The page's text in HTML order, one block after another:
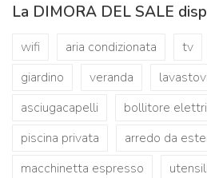
La DIMORA DEL SALE
wifi aria condizionata tv
giardino
veranda
asciugacapelli
bollitore
piscina privata
arredo da
macchinetta espresso